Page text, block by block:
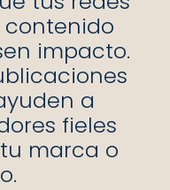
impacto.
a
fieles
marca o